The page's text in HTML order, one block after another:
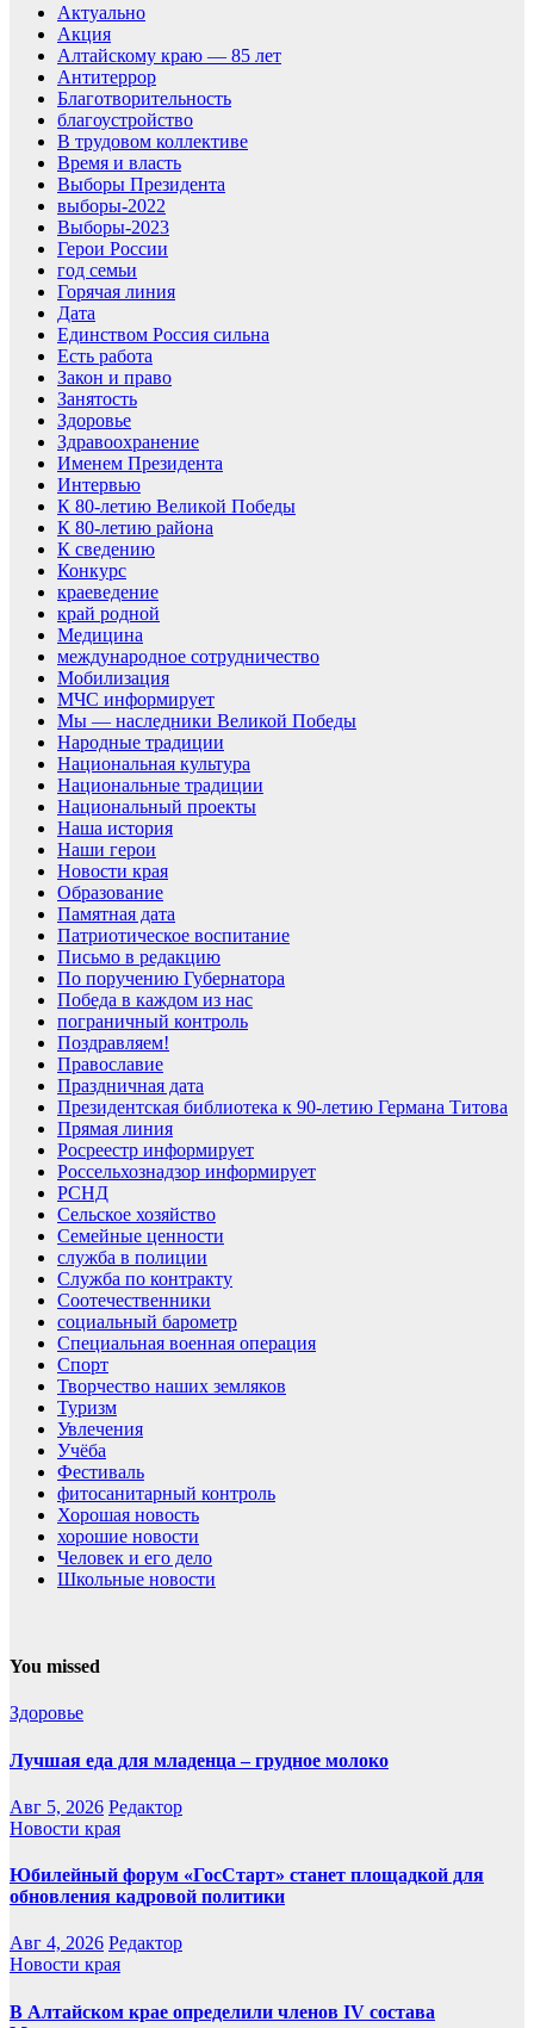
Актуально
Акция
Алтайскому краю — 85 лет
Антитеррор
Благотворительность
благоустройство
В трудовом коллективе
Время и власть
Выборы Президента
выборы-2022
Выборы-2023
Герои России
год семьи
Горячая линия
Дата
Единством Россия сильна
Есть работа
Закон и право
Занятость
Здоровье
Здравоохранение
Именем Президента
Интервью
К 80-летию Великой Победы
К 80-летию района
К сведению
Конкурс
краеведение
край родной
Медицина
международное сотрудничество
Мобилизация
МЧС информирует
Мы — наследники Великой Победы
Народные традиции
Национальная культура
Национальные традиции
Национальный проекты
Наша история
Наши герои
Новости края
Образование
Памятная дата
Патриотическое воспитание
Письмо в редакцию
По поручению Губернатора
Победа в каждом из нас
пограничный контроль
Поздравляем!
Православие
Праздничная дата
Президентская библиотека к 90-летию Германа Титова
Прямая линия
Росреестр информирует
Россельхознадзор информирует
РСНД
Сельское хозяйство
Семейные ценности
служба в полиции
Служба по контракту
Соотечественники
социальный барометр
Специальная военная операция
Спорт
Творчество наших земляков
Туризм
Увлечения
Учёба
Фестиваль
фитосанитарный контроль
Хорошая новость
хорошие новости
Человек и его дело
Школьные новости
You missed
Здоровье
Лучшая еда для младенца – грудное молоко
Авг 5, 2026 Редактор
Новости края
Юбилейный форум «ГосСтарт» станет площадкой для
обновления кадровой политики
Авг 4, 2026 Редактор
Новости края
В Алтайском крае определили членов IV состава